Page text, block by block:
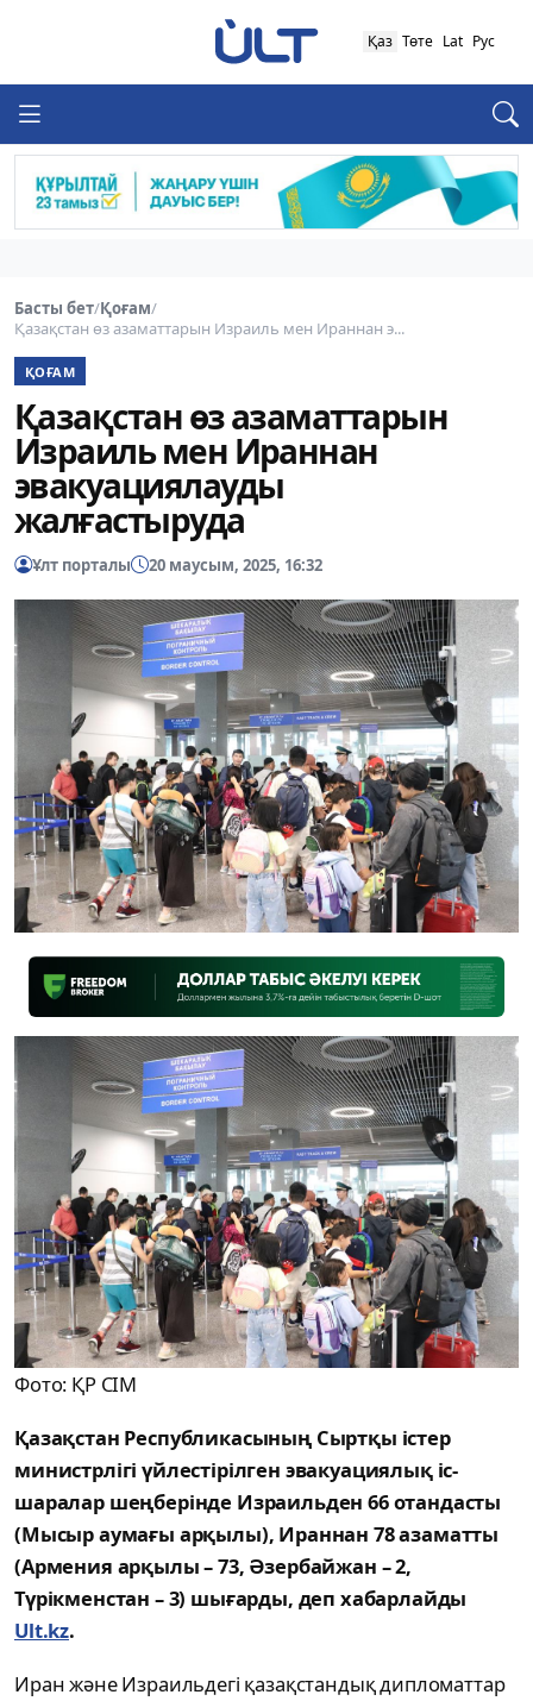
Қаз Төте Lat Рус
Басты бет/Қоғам/
Қазақстан өз азаматтарын Израиль мен Ираннан э...
ҚОҒАМ
Қазақстан өз азаматтарын
Израиль мен Ираннан
эвакуациялауды
жалғастыруда
Ұлт порталы 20 маусым, 2025, 16:32
Фото: ҚР СІМ
Қазақстан Республикасының Сыртқы істер
министрлігі үйлестірілген эвакуациялық іс-
шаралар шеңберінде Израильден 66 отандасты
(Мысыр аумағы арқылы), Ираннан 78 азаматты
(Армения арқылы – 73, Әзербайжан – 2,
Түрікменстан – 3) шығарды, деп хабарлайды
Ult.kz.
Иран және Израильдегі қазақстандық дипломаттар